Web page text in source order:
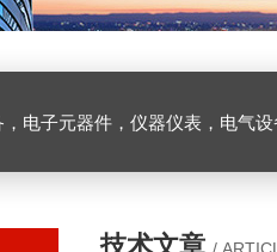
，电子元器件，仪器仪表，电气
技术文章